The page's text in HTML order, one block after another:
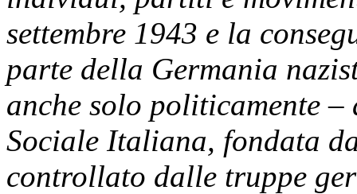
settembre 1943 e la
parte della Germania
anche solo politicamente
Sociale Italiana, fondata
controllato dalle truppe